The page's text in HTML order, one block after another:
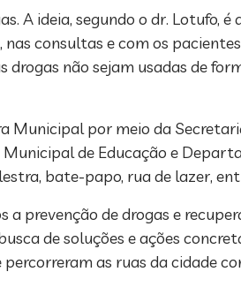
A ideia, segundo o dr. Lotufo, é
consultas e com os
não sejam usadas de
Municipal por meio da
de Educação e
bate-papo, rua de lazer,
prevenção de drogas e
de soluções e ações
as ruas da cidade